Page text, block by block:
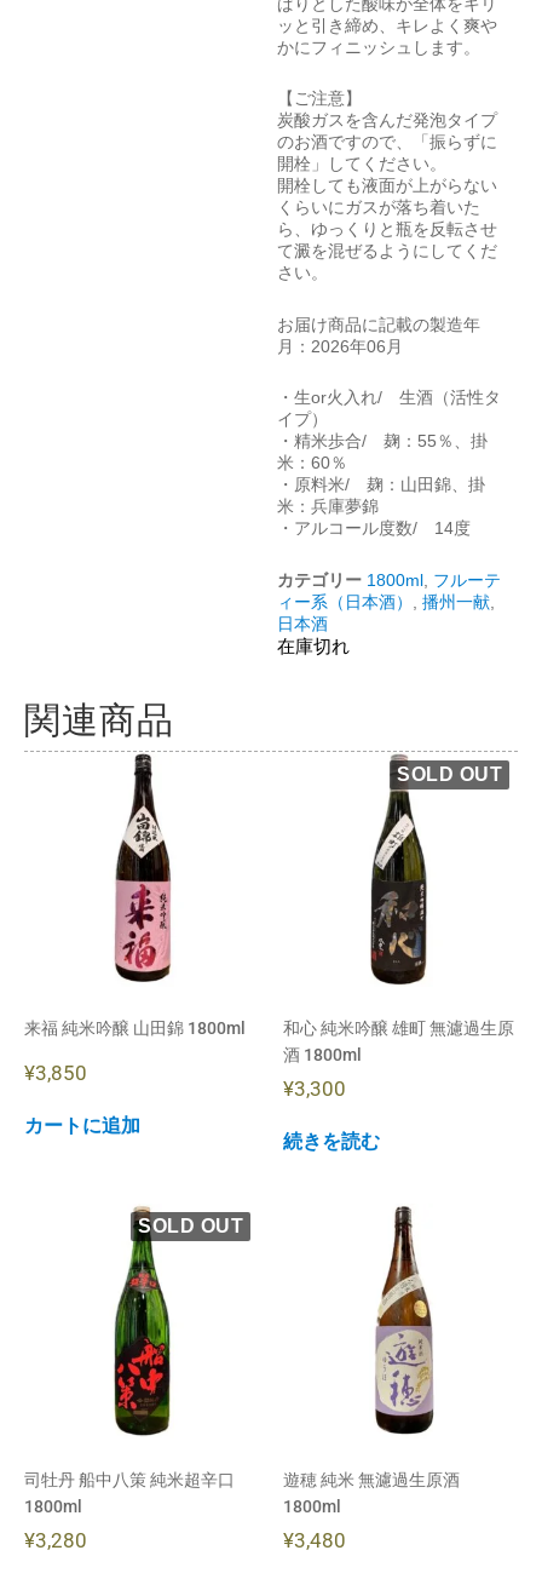
ッと引き締め、キレよく爽や
かにフィニッシュします。
【ご注意】
炭酸ガスを含んだ発泡タイプ
のお酒ですので、「振らずに
開栓」してください。
開栓しても液面が上がらない
くらいにガスが落ち着いた
ら、ゆっくりと瓶を反転させ
て澱を混ぜるようにしてくだ
さい。
お届け商品に記載の製造年
月：2026年06月
・生or火入れ/ 生酒（活性タ
イプ）
・精米歩合/ 麹：55％、掛
米：60％
・原料米/ 麹：山田錦、掛
米：兵庫夢錦
・アルコール度数/ 14度
カテゴリー 1800ml, フルーテ
ィー系（日本酒）
播州一献,
日本酒
在庫切れ
関連商品
来福 純米吟醸 山田錦 1800ml
¥3,850
カートに追加
和心 純米吟醸 雄町 無濾過生原
酒 1800ml
¥3,300
続きを読む
司牡丹 船中八策 純米超辛口
1800ml
¥3,280
遊穂 純米 無濾過生原酒
1800ml
¥3,480